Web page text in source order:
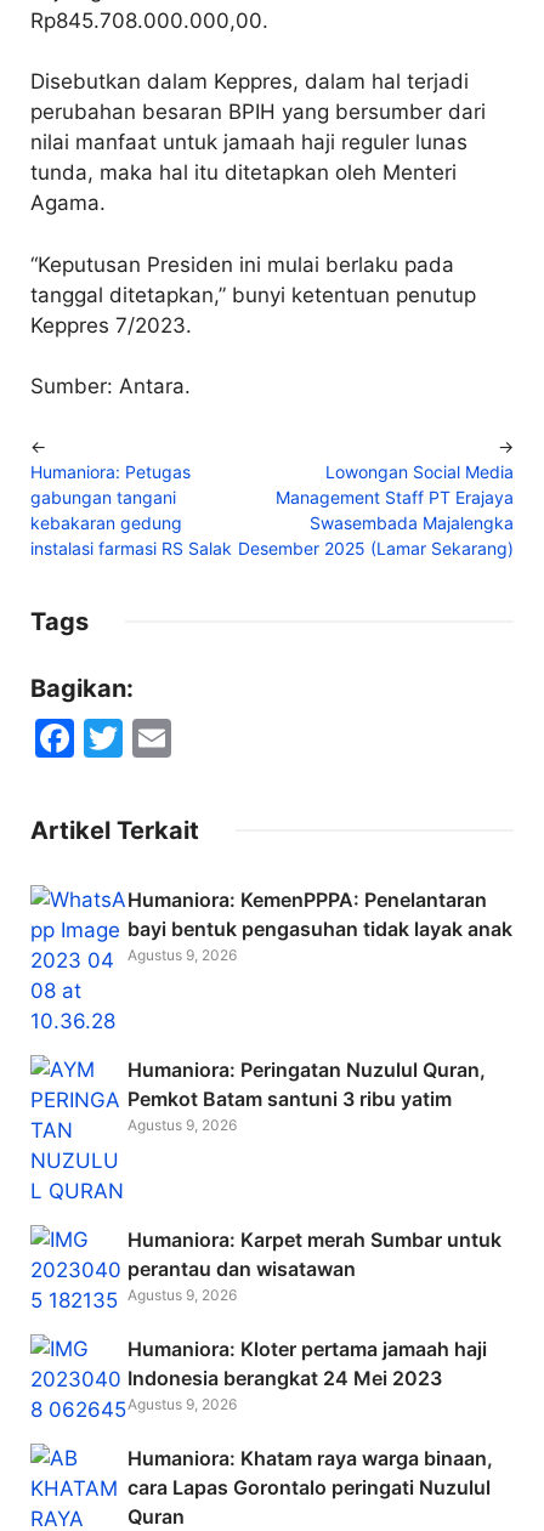
Rp845.708.000.000,00.
Disebutkan dalam Keppres, dalam hal terjadi
perubahan besaran BPIH yang bersumber dari
nilai manfaat untuk jamaah haji reguler lunas
tunda, maka hal itu ditetapkan oleh Menteri
Agama.
“Keputusan Presiden ini mulai berlaku pada
tanggal ditetapkan,” bunyi ketentuan penutup
Keppres 7/2023.
Sumber: Antara.
←
Humaniora: Petugas
gabungan tangani
kebakaran gedung
instalasi farmasi RS Salak
Lowongan Social Media
Management Staff PT Erajaya
Swasembada Majalengka
Desember 2025 (Lamar Sekarang)
→
Tags
Bagikan:
F
c
e
b
o
o
k
T
itt
er
ai
l
Artikel Terkait
Humaniora: KemenPPPA: Penelantaran
bayi bentuk pengasuhan tidak layak anak
Agustus 9, 2026
Humaniora: Peringatan Nuzulul Quran,
Pemkot Batam santuni 3 ribu yatim
Agustus 9, 2026
Humaniora: Karpet merah Sumbar untuk
perantau dan wisatawan
Agustus 9, 2026
Humaniora: Kloter pertama jamaah haji
Indonesia berangkat 24 Mei 2023
Agustus 9, 2026
Humaniora: Khatam raya warga binaan,
cara Lapas Gorontalo peringati Nuzulul
Quran